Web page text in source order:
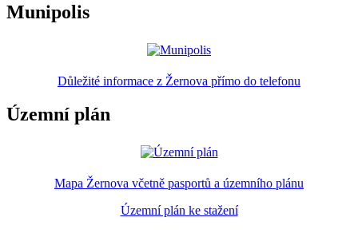
Munipolis
Důležité informace z Žernova přímo do telefonu
Územní plán
Mapa Žernova včetně pasportů a územního plánu
Územní plán ke stažení